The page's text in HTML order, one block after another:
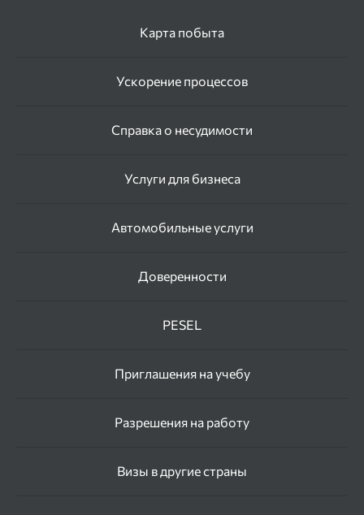
Карта побыта
Услуги для бизнеса
PESEL
Визы в другие страны
Ускорение процессов
Автомобильные услуги
Приглашения на учебу
Справка о несудимости
Доверенности
Разрешения на работу